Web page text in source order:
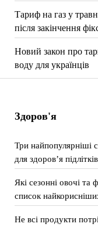
Тариф на газ у
після закінчення
Новий закон про
воду для українців
Здоров'я
Три найпопулярніші
для здоров’я
Які сезонні овочі та
список
Не всі продукти